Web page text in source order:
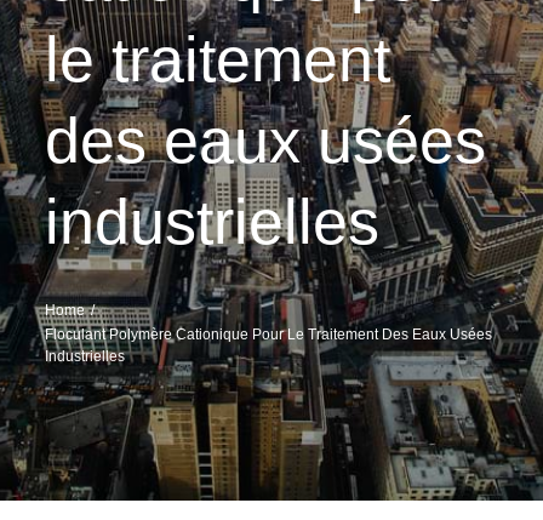
le traitement
des eaux usées
industrielles
Home
Floculant Polymère Cationique Pour Le Traitement Des Eaux Usées
Industrielles